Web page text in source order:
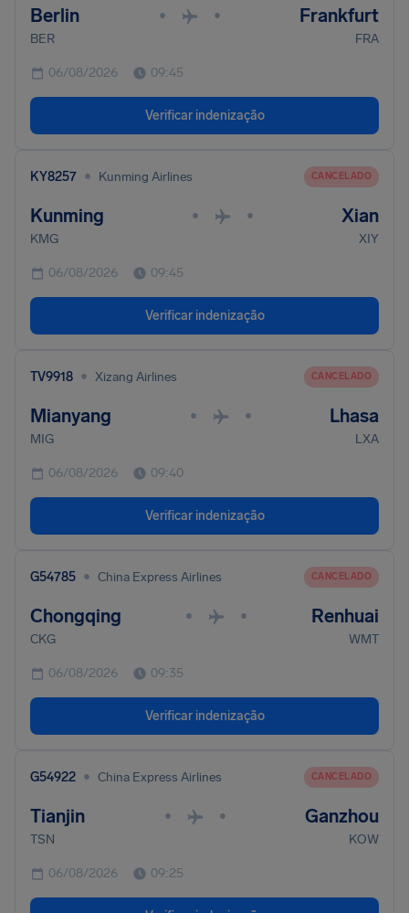
Berlin • • Frankfurt
BER FRA
06/08/2026 09:45
Verificar indenização
KY8257 • Kunming Airlines CANCELADO
Kunming • • Xian
KMG XIY
06/08/2026 09:45
Verificar indenização
TV9918 • Xizang Airlines CANCELADO
Mianyang • • Lhasa
MIG LXA
06/08/2026 09:40
Verificar indenização
G54785 • China Express Airlines CANCELADO
Chongqing • • Renhuai
CKG WMT
06/08/2026 09:35
Verificar indenização
G54922 • China Express Airlines CANCELADO
Tianjin • • Ganzhou
TSN KOW
06/08/2026 09:25